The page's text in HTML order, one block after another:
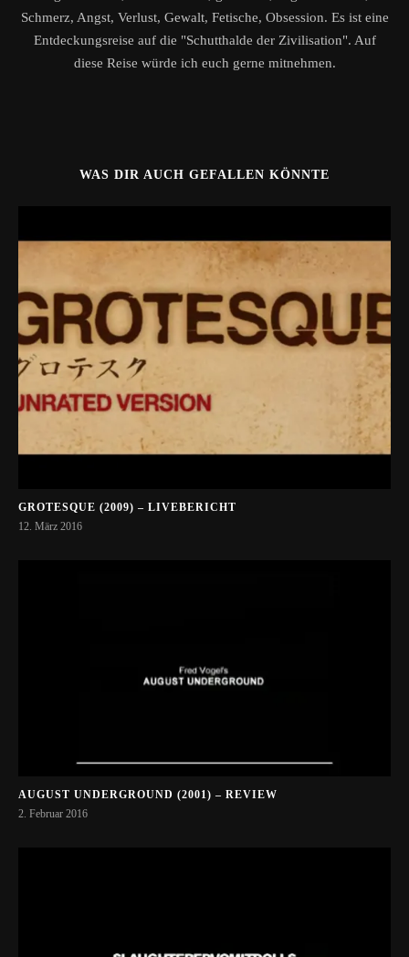
Schmerz, Angst, Verlust, Gewalt, Fetische, Obsession. Es ist eine
Entdeckungsreise auf die "Schutthalde der Zivilisation". Auf
diese Reise würde ich euch gerne mitnehmen.
WAS DIR AUCH GEFALLEN KÖNNTE
GROTESQUE (2009) – LIVEBERICHT
12. März 2016
AUGUST UNDERGROUND (2001) – REVIEW
2. Februar 2016